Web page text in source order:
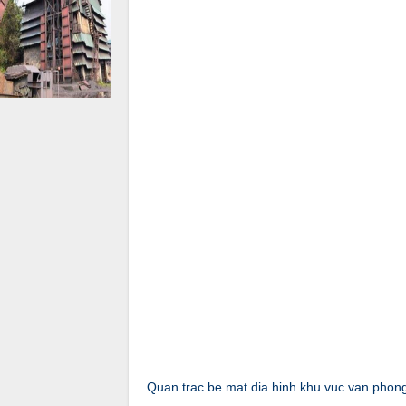
Quan trac be mat dia hinh khu vuc van